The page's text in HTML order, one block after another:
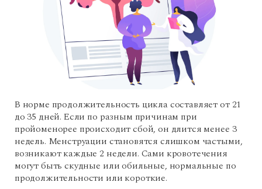
В норме продолжительность цикла составляет от 21
до 35 дней. Если по разным причинам при
пройоменорее происходит сбой, он длится менее 3
недель. Менструации становятся слишком частыми,
возникают каждые 2 недели. Сами кровотечения
могут быть скудные или обильные, нормальные по
продолжительности или короткие.